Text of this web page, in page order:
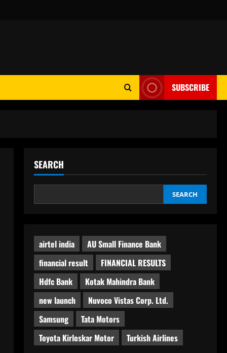
SUBSCRIBE
SEARCH
SEARCH
airtel india
AU Small Finance Bank
financial result
FINANCIAL RESULTS
Hdfc Bank
Kotak Mahindra Bank
new launch
Nuvoco Vistas Corp. Ltd.
Samsung
Tata Motors
Toyota Kirloskar Motor
Turkish Airlines